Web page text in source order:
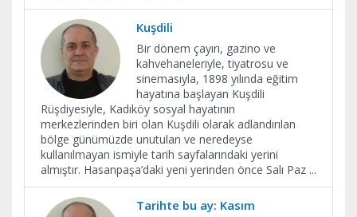
Kuşdili
Bir dönem çayırı, gazino ve
kahvehaneleriyle, tiyatrosu ve
sinemasıyla, 1898 yılında eğitim
hayatına başlayan Kuşdili
Rüşdiyesiyle, Kadıköy sosyal hayatının
merkezlerinden biri olan Kuşdili olarak adlandırılan
bölge günümüzde unutulan ve neredeyse
kullanılmayan ismiyle tarih sayfalarındaki yerini
almıştır. Hasanpaşa’daki yeni yerinden önce Salı Paz ...
Tarihte bu ay: Kasım